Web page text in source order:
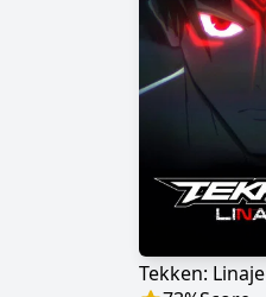
Tekken: Linaje